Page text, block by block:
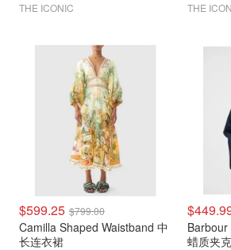
THE ICONIC THE
$599.25 $799.00
Camilla Shaped Waistband 中
长连衣裙
蜡质夹克